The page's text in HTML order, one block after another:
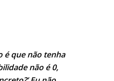
é que não tenha
não é 0,